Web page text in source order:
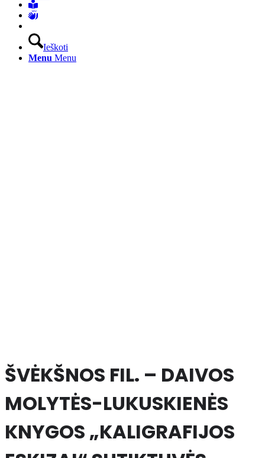
Ieškoti
Menu Menu
ŠVĖKŠNOS FIL. – DAIVOS
MOLYTĖS-LUKUSKIENĖS
KNYGOS „KALIGRAFIJOS